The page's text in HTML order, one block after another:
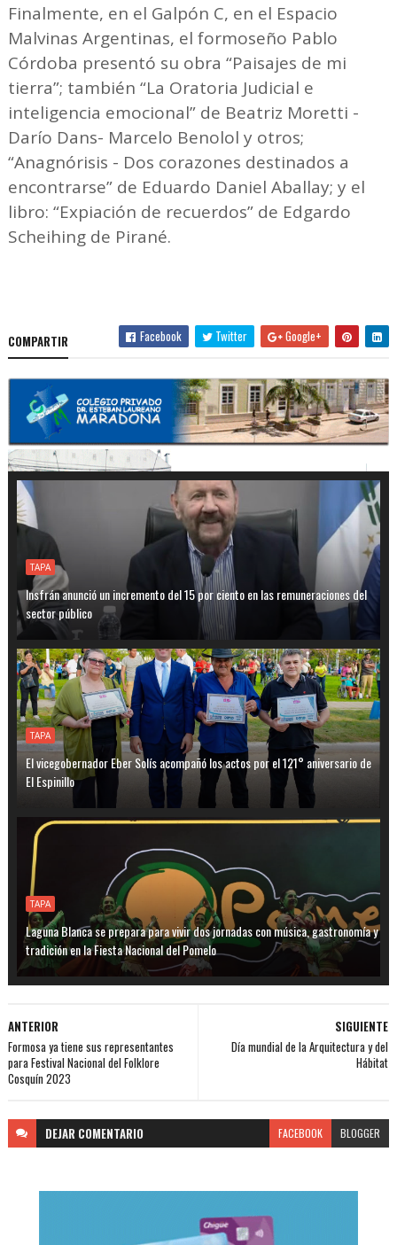
Finalmente, en el Galpón C, en el Espacio
Malvinas Argentinas, el formoseño Pablo
Córdoba presentó su obra “Paisajes de mi
tierra”; también “La Oratoria Judicial e
inteligencia emocional” de Beatriz Moretti -
Darío Dans- Marcelo Benolol y otros;
“Anagnórisis - Dos corazones destinados a
encontrarse” de Eduardo Daniel Aballay; y el
libro: “Expiación de recuerdos” de Edgardo
Scheihing de Pirané.
COMPARTIR Facebook Twitter Google+
TAPA
Insfrán anunció un incremento del 15 por ciento en las remuneraciones del
sector público
TAPA
El vicegobernador Eber Solís acompañó los actos por el 121° aniversario de
El Espinillo
TAPA
Laguna Blanca se prepara para vivir dos jornadas con música, gastronomía y
tradición en la Fiesta Nacional del Pomelo
SIGUIENTE
Día mundial de la Arquitectura y del
Hábitat
ANTERIOR
Formosa ya tiene sus representantes
para Festival Nacional del Folklore
Cosquín 2023
DEJAR COMENTARIO FACEBOOK BLOGGER